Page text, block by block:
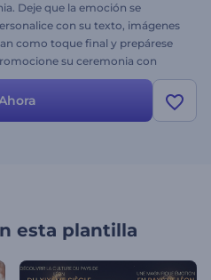
Deje que la emoción se
con su texto, imágenes
como toque final y prepárese
su ceremonia con
esta plantilla